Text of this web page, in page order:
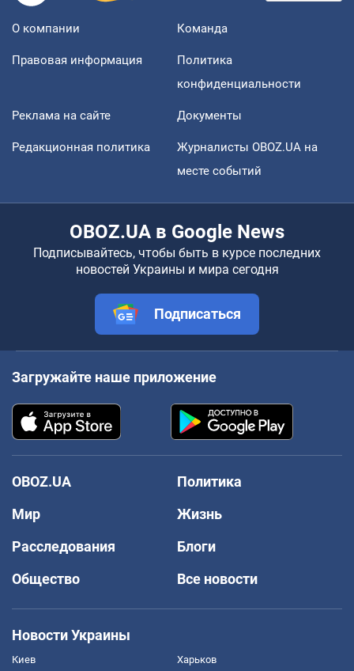
О компании Команда
Правовая информация
Политика
конфиденциальности
Реклама на сайте Документы
Редакционная политика
Журналисты OBOZ.UA на
месте событий
OBOZ.UA в Google News
Подписывайтесь, чтобы быть в курсе последних
новостей Украины и мира сегодня
Подписаться
Загружайте наше приложение
OBOZ.UA
Политика
Мир
Жизнь
Расследования
Блоги
Общество
Все новости
Новости Украины
Киев Харьков